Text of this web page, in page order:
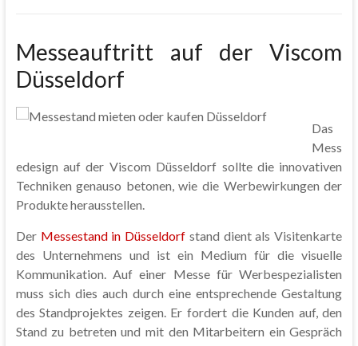
Messeauftritt auf der Viscom
Düsseldorf
Das
Mess
edesign auf der Viscom Düsseldorf sollte die innovativen
Techniken genauso betonen, wie die Werbewirkungen der
Produkte herausstellen.
Der Messestand in Düsseldorf stand dient als Visitenkarte
des Unternehmens und ist ein Medium für die visuelle
Kommunikation. Auf einer Messe für Werbespezialisten
muss sich dies auch durch eine entsprechende Gestaltung
des Standprojektes zeigen. Er fordert die Kunden auf, den
Stand zu betreten und mit den Mitarbeitern ein Gespräch